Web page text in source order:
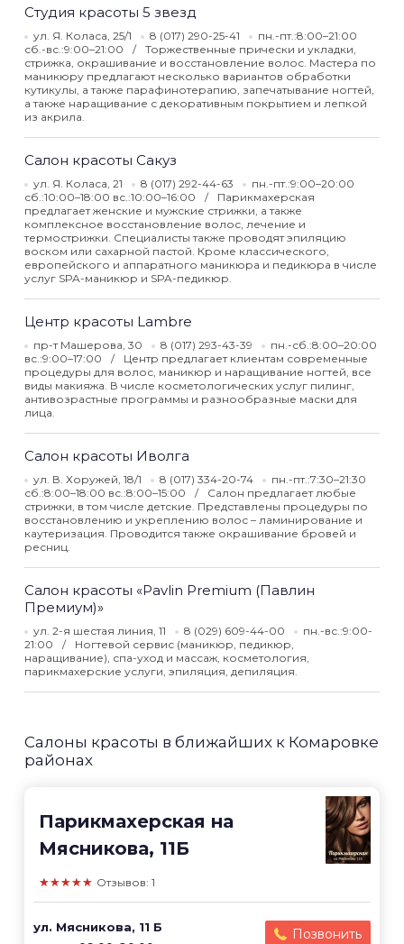
Студия красоты 5 звезд
ул. Я. Коласа, 25/1 8 (017) 290-25-41
пн.-пт.:8:00–21:00
сб.-вс.:9:00–21:00
Торжественные прически и укладки,
стрижка, окрашивание и восстановление волос. Мастера по
маникюру предлагают несколько вариантов обработки
кутикулы, а также парафинотерапию, запечатывание ногтей,
а также наращивание с декоративным покрытием и лепкой
из акрила.
Салон красоты Сакуз
ул. Я. Коласа, 21 8 (017) 292-44-63
пн.-пт.:9:00–20:00
сб.:10:00–18:00 вс.:10:00–16:00
Парикмахерская
предлагает женские и мужские стрижки, а также
комплексное восстановление волос, лечение и
термострижки. Специалисты также проводят эпиляцию
воском или сахарной пастой. Кроме классического,
европейского и аппаратного маникюра и педикюра в числе
услуг SPA-маникюр и SPA-педикюр.
Центр красоты Lambre
пр-т Машерова, 30 8 (017) 293-43-39
пн.-сб.:8:00–20:00
вс.:9:00–17:00
Центр предлагает клиентам современные
процедуры для волос, маникюр и наращивание ногтей, все
виды макияжа. В числе косметологических услуг пилинг,
антивозрастные программы и разнообразные маски для
лица.
Салон красоты Иволга
ул. В. Хоружей, 18/1 8 (017) 334-20-74
пн.-пт.:7:30–21:30
сб.:8:00–18:00 вс.:8:00–15:00
Салон предлагает любые
стрижки, в том числе детские. Представлены процедуры по
восстановлению и укреплению волос – ламинирование и
каутеризация. Проводится также окрашивание бровей и
ресниц.
Салон красоты «Pavlin Premium (Павлин
Премиум)»
ул. 2-я шестая линия, 11 8 (029) 609-44-00
пн.-вс.:9:00-
21:00
Ногтевой сервис (маникюр, педикюр,
наращивание), спа-уход и массаж, косметология,
парикмахерские услуги, эпиляция, депиляция.
Салоны красоты в ближайших к Комаровке
районах
Парикмахерская на
Мясникова, 11Б
★★★★★ Отзывов: 1
ул. Мясникова, 11 Б
Позвонить